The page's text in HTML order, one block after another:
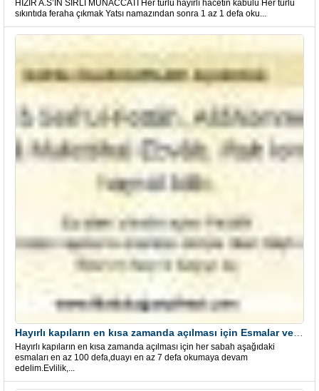
HIZIR A.S’IN SIRLI MÜNACCATI Her türlü hayırlı hacetin kabulü Her türlü
sıkıntıda feraha çıkmak Yatsı namazından sonra 1 az 1 defa oku...
Hayırlı kapıların en kısa zamanda açılması için her sabah aşağıdaki
esmaları en az 100 defa,duayı en az 7 defa okumaya devam
edelim.Evlilik,...